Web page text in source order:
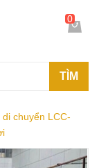
TÌM
0
chuyển LCC-